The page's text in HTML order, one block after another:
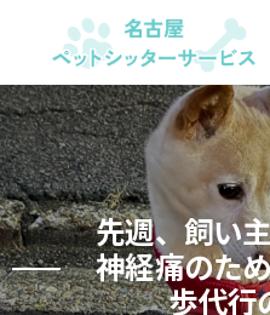
先週、飼い
神経痛のた
歩代行